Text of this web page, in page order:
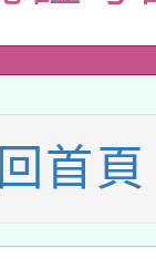
節水達
2次
(無人
動站研
度閱讀
研習
慧
首頁